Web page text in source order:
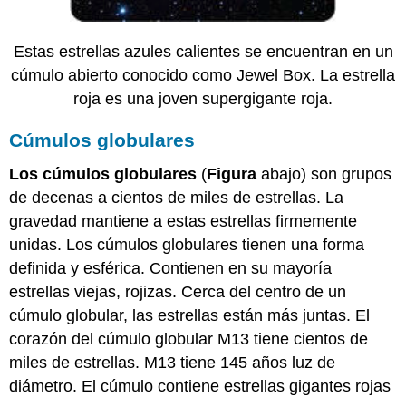
Estas estrellas azules calientes se encuentran en un
cúmulo abierto conocido como Jewel Box. La estrella
roja es una joven supergigante roja.
Cúmulos globulares
Los cúmulos globulares (Figura abajo) son grupos
de decenas a cientos de miles de estrellas. La
gravedad mantiene a estas estrellas firmemente
unidas. Los cúmulos globulares tienen una forma
definida y esférica. Contienen en su mayoría
estrellas viejas, rojizas. Cerca del centro de un
cúmulo globular, las estrellas están más juntas. El
corazón del cúmulo globular M13 tiene cientos de
miles de estrellas. M13 tiene 145 años luz de
diámetro. El cúmulo contiene estrellas gigantes rojas